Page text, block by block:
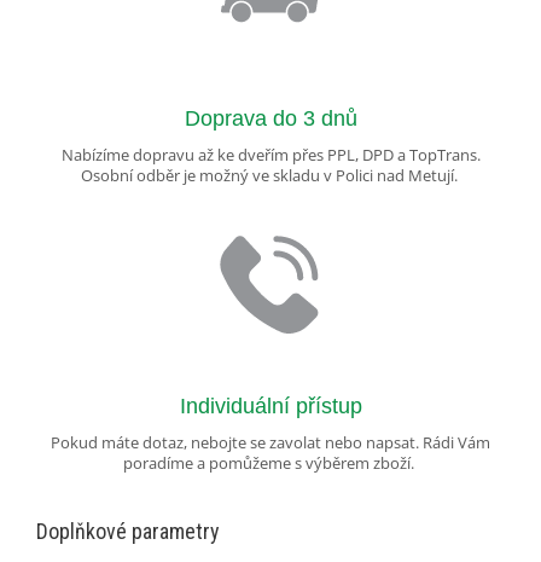
Doprava do 3 dnů
Nabízíme dopravu až ke dveřím přes PPL, DPD a TopTrans.
Osobní odběr je možný ve skladu v Polici nad Metují.
Individuální přístup
Pokud máte dotaz, nebojte se zavolat nebo napsat. Rádi Vám
poradíme a pomůžeme s výběrem zboží.
Doplňkové parametry